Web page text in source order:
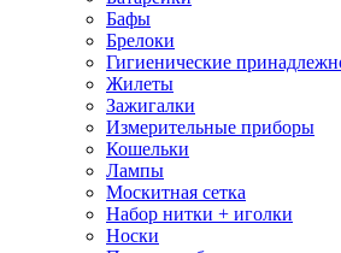
Бафы
Брелоки
Гигиенические
Жилеты
Зажигалки
Измерительные приборы
Кошельки
Лампы
Москитная сетка
Набор нитки + иголки
Носки